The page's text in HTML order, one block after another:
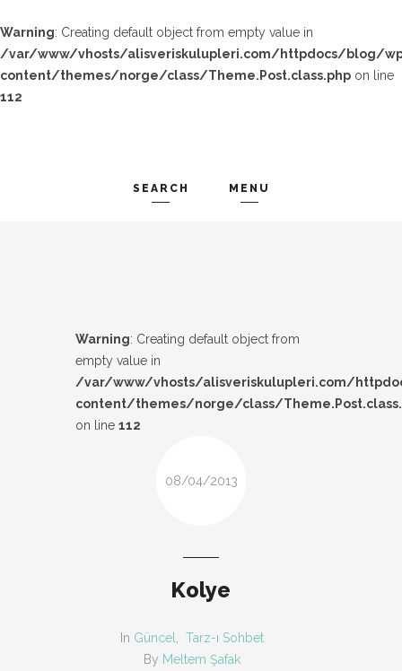
Warning: Creating default object from empty value in
/var/www/vhosts/alisveriskulupleri.com/httpdocs/blog/
content/themes/norge/class/Theme.Post.class.php on line
112
SEARCH MENU
Warning: Creating default object from
empty value in
/var/www/vhosts/alisveriskulupleri.com/
content/themes/norge/class/
on line 112
08/04/2013
Kolye
In Güncel
Tarz-ı Sohbet
By Meltem Şafak